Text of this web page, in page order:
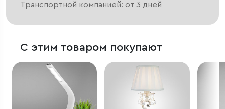
Транспортной компанией: от 3 дней
С этим товаром покупают